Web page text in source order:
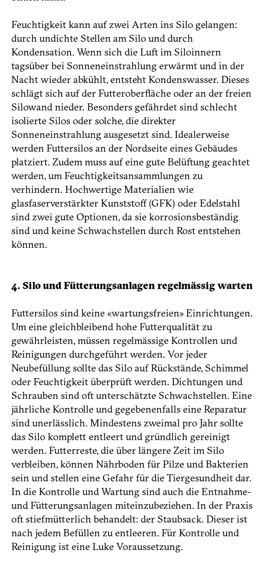
Feuchtigkeit kann auf zwei Arten ins Silo gelangen:
durch undichte Stellen am Silo und durch
Kondensation. Wenn sich die Luft im Siloinnern
tagsüber bei Sonneneinstrahlung erwärmt und in der
Nacht wieder abkühlt, entsteht Kondenswasser. Dieses
schlägt sich auf der Futteroberfläche oder an der freien
Silowand nieder. Besonders gefährdet sind schlecht
isolierte Silos oder solche, die direkter
Sonneneinstrahlung ausgesetzt sind. Idealerweise
werden Futtersilos an der Nordseite eines Gebäudes
platziert. Zudem muss auf eine gute Belüftung geachtet
werden, um Feuchtigkeitsansammlungen zu
verhindern. Hochwertige Materialien wie
glasfaserverstärkter Kunststoff (GFK) oder Edelstahl
sind zwei gute Optionen, da sie korrosionsbeständig
sind und keine Schwachstellen durch Rost entstehen
können.
4. Silo und Fütterungsanlagen regelmässig warten
Futtersilos sind keine «wartungsfreien» Einrichtungen.
Um eine gleichbleibend hohe Futterqualität zu
gewährleisten, müssen regelmässige Kontrollen und
Reinigungen durchgeführt werden. Vor jeder
Neubefüllung sollte das Silo auf Rückstände, Schimmel
oder Feuchtigkeit überprüft werden. Dichtungen und
Schrauben sind oft unterschätzte Schwachstellen. Eine
jährliche Kontrolle und gegebenenfalls eine Reparatur
sind unerlässlich. Mindestens zweimal pro Jahr sollte
das Silo komplett entleert und gründlich gereinigt
werden. Futterreste, die über längere Zeit im Silo
verbleiben, können Nährboden für Pilze und Bakterien
sein und stellen eine Gefahr für die Tiergesundheit dar.
In die Kontrolle und Wartung sind auch die Entnahme-
und Fütterungsanlagen miteinzubeziehen. In der Praxis
oft stiefmütterlich behandelt: der Staubsack. Dieser ist
nach jedem Befüllen zu entleeren. Für Kontrolle und
Reinigung ist eine Luke Voraussetzung.